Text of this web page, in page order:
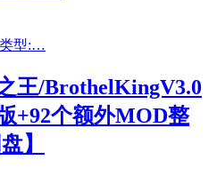
类型:…
王/BrothelKingV3.0
+92个额外MOD整
】